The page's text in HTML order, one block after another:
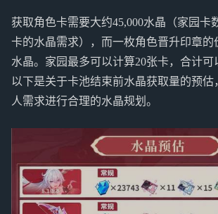
获取角色卡需要大约45,000水晶（家园卡
卡的水晶需求），而一枚角色晋升印章的
水晶。家园最多可以计算20张卡，合计可
以下是关于卡池结束前水晶获取量的预估
人需求进行合理的水晶规划。